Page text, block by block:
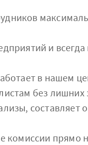
и
в нашем
без
составляет
комиссии прямо